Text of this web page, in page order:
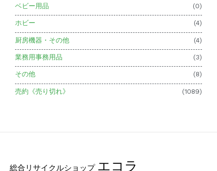
ベビー用品 (0)
ホビー (4)
厨房機器・その他 (4)
業務用事務用品 (3)
その他 (8)
売約《売り切れ》 (1089)
総合リサイクルショップ エコラ